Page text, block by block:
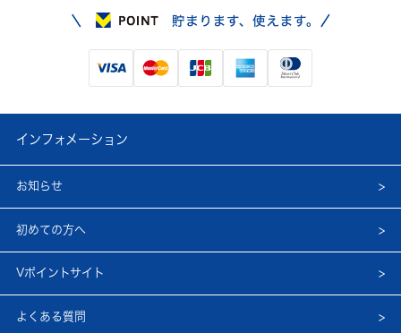
インフォメーション
お知らせ
初めての方へ
Vポイントサイト
よくある質問